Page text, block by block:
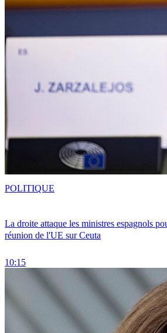
La droite attaque les ministres espagnols
réunion de l'UE sur Ceuta
10:15
POLITIQUE